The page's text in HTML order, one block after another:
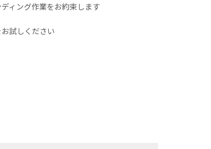
ィング作業をお約束します
試しください